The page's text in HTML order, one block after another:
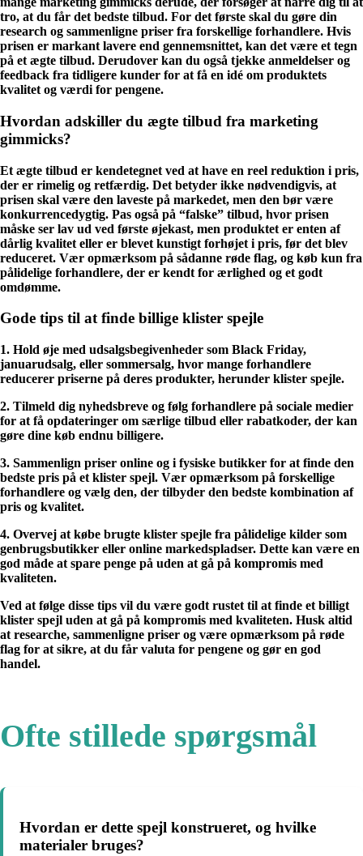
tro, at du får det bedste tilbud. For det første skal du gøre din
research og sammenligne priser fra forskellige forhandlere. Hvis
prisen er markant lavere end gennemsnittet, kan det være et tegn
på et ægte tilbud. Derudover kan du også tjekke anmeldelser og
feedback fra tidligere kunder for at få en idé om produktets
kvalitet og værdi for pengene.
Hvordan adskiller du ægte tilbud fra marketing
gimmicks?
Et ægte tilbud er kendetegnet ved at have en reel reduktion i pris,
der er rimelig og retfærdig. Det betyder ikke nødvendigvis, at
prisen skal være den laveste på markedet, men den bør være
konkurrencedygtig. Pas også på “falske” tilbud, hvor prisen
måske ser lav ud ved første øjekast, men produktet er enten af
dårlig kvalitet eller er blevet kunstigt forhøjet i pris, før det blev
reduceret. Vær opmærksom på sådanne røde flag, og køb kun fra
pålidelige forhandlere, der er kendt for ærlighed og et godt
omdømme.
Gode tips til at finde billige klister spejle
1. Hold øje med udsalgsbegivenheder som Black Friday,
januarudsalg, eller sommersalg, hvor mange forhandlere
reducerer priserne på deres produkter, herunder klister spejle.
2. Tilmeld dig nyhedsbreve og følg forhandlere på sociale medier
for at få opdateringer om særlige tilbud eller rabatkoder, der kan
gøre dine køb endnu billigere.
3. Sammenlign priser online og i fysiske butikker for at finde den
bedste pris på et klister spejl. Vær opmærksom på forskellige
forhandlere og vælg den, der tilbyder den bedste kombination af
pris og kvalitet.
4. Overvej at købe brugte klister spejle fra pålidelige kilder som
genbrugsbutikker eller online markedspladser. Dette kan være en
god måde at spare penge på uden at gå på kompromis med
kvaliteten.
Ved at følge disse tips vil du være godt rustet til at finde et billigt
klister spejl uden at gå på kompromis med kvaliteten. Husk altid
at researche, sammenligne priser og være opmærksom på røde
flag for at sikre, at du får valuta for pengene og gør en god
handel.
Ofte stillede spørgsmål
Hvordan er dette spejl konstrueret, og hvilke
materialer bruges?